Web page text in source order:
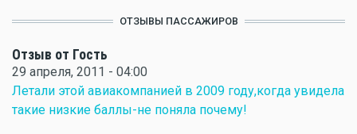
ОТЗЫВЫ ПАССАЖИРОВ
Отзыв от Гость
29 апреля, 2011 - 04:00
Летали этой авиакомпанией в 2009 году,когда увидела
такие низкие баллы-не поняла почему!